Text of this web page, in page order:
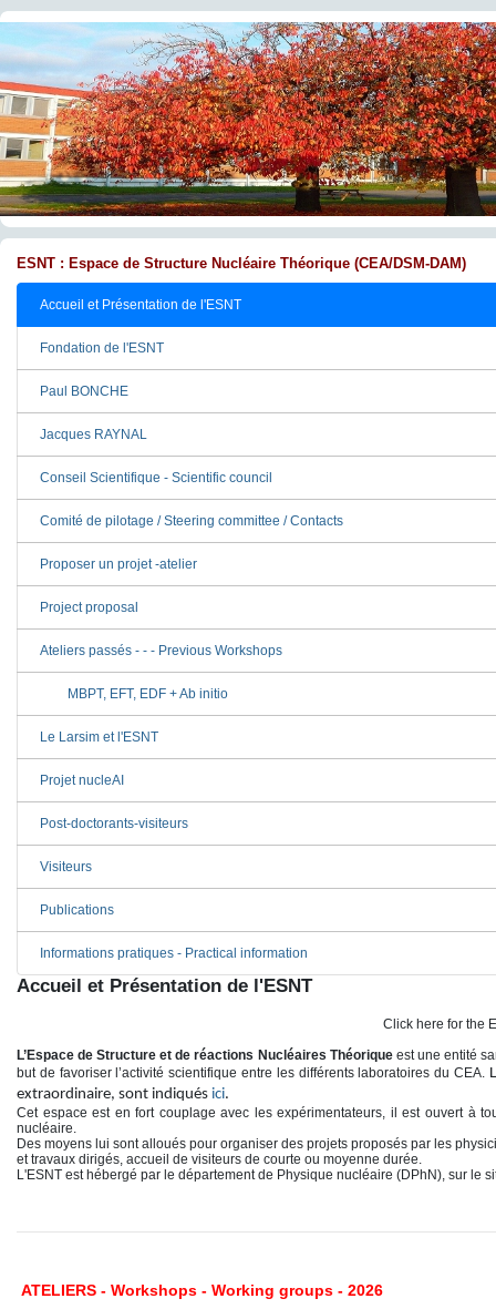
ESNT : Espace de Structure Nucléaire Théorique (CEA/DSM-DAM)
Accueil et Présentation de l'ESNT
Fondation de l'ESNT
Paul BONCHE
Jacques RAYNAL
Conseil Scientifique - Scientific council
Comité de pilotage / Steering committee / Contacts
Proposer un projet -atelier
Project proposal
Ateliers passés - - - Previous Workshops
MBPT, EFT, EDF + Ab initio
Le Larsim et l'ESNT
Projet nucleAI
Post-doctorants-visiteurs
Visiteurs
Publications
Informations pratiques - Practical information
Accueil et Présentation de l'ESNT
Click here for the
L’Espace de Structure et de réactions Nucléaires Théoriqueest une entité
but de favoriser l’activité scientifique entre les différents laboratoires du CEA.
extraordinaire, sont indiqués ici.
Cet espace est en fort couplage avec les expérimentateurs, il est ouvert à
nucléaire.
Des moyens lui sont alloués pour organiser des projets proposés par les
et travaux dirigés, accueil de visiteurs de courte ou moyenne durée.
L'ESNT est hébergé par le département de Physique nucléaire (DPhN), sur le
ATELIERS - Workshops - Working groups - 2026